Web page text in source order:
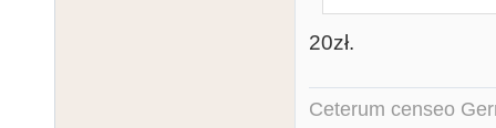
20zł.
Ceterum censeo